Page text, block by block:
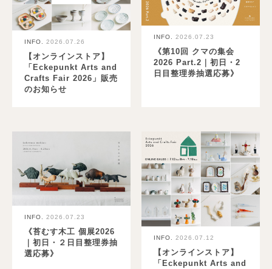
INFO. 2026.07.26
【オンラインストア】
「Eckepunkt Arts and
Crafts Fair 2026」販売
のお知らせ
INFO. 2026.07.23
《第10回 クマの集会
2026 Part.2｜初日・2
日目整理券抽選応募》
INFO. 2026.07.23
《苔むす木工 個展2026
｜初日・２日目整理券抽
選応募》
INFO. 2026.07.12
【オンラインストア】
「Eckepunkt Arts and